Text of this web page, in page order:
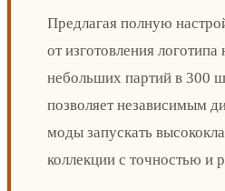
Предлагая полную
от изготовления логотипа
небольших партий в 300
позволяет независимым
моды запускать
коллекции с точностью и